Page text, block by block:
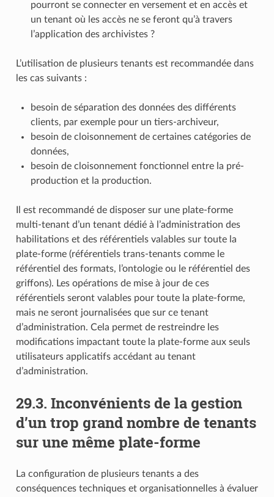
pourront se connecter en versement et en accès et
un tenant où les accès ne se feront qu’à travers
l’application des archivistes ?
L’utilisation de plusieurs tenants est recommandée dans
les cas suivants :
besoin de séparation des données des différents
clients, par exemple pour un tiers-archiveur,
besoin de cloisonnement de certaines catégories de
données,
besoin de cloisonnement fonctionnel entre la pré-
production et la production.
Il est recommandé de disposer sur une plate-forme
multi-tenant d’un tenant dédié à l’administration des
habilitations et des référentiels valables sur toute la
plate-forme (référentiels trans-tenants comme le
référentiel des formats, l’ontologie ou le référentiel des
griffons). Les opérations de mise à jour de ces
référentiels seront valables pour toute la plate-forme,
mais ne seront journalisées que sur ce tenant
d’administration. Cela permet de restreindre les
modifications impactant toute la plate-forme aux seuls
utilisateurs applicatifs accédant au tenant
d’administration.
29.3. Inconvénients de la gestion
d’un trop grand nombre de tenants
sur une même plate-forme
La configuration de plusieurs tenants a des
conséquences techniques et organisationnelles à évaluer